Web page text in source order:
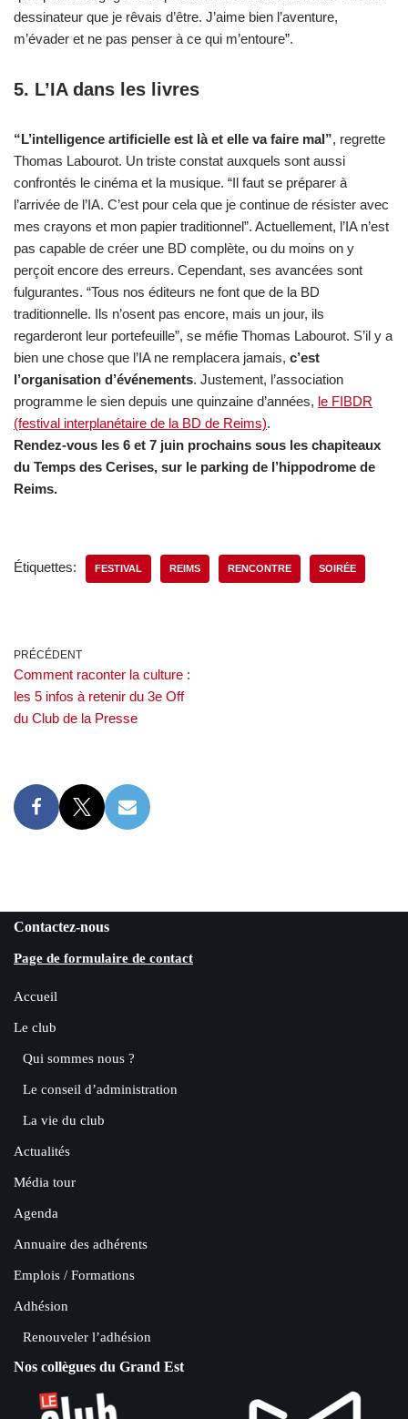
dessinateur que je rêvais d’être. J’aime bien l’aventure,
m’évader et ne pas penser à ce qui m’entoure”.
5. L’IA dans les livres
“L’intelligence artificielle est là et elle va faire mal”, regrette
Thomas Labourot. Un triste constat auxquels sont aussi
confrontés le cinéma et la musique. “Il faut se préparer à
l’arrivée de l’IA. C’est pour cela que je continue de résister avec
mes crayons et mon papier traditionnel”. Actuellement, l’IA n’est
pas capable de créer une BD complète, ou du moins on y
perçoit encore des erreurs. Cependant, ses avancées sont
fulgurantes. “Tous nos éditeurs ne font que de la BD
traditionnelle. Ils n’osent pas encore, mais un jour, ils
regarderont leur portefeuille”, se méfie Thomas Labourot. S’il y a
bien une chose que l’IA ne remplacera jamais, c’est
l’organisation d’événements. Justement, l’association
programme le sien depuis une quinzaine d’années, le FIBDR
(festival interplanétaire de la BD de Reims).
Rendez-vous les 6 et 7 juin prochains sous les chapiteaux
du Temps des Cerises, sur le parking de l’hippodrome de
Reims.
Étiquettes: FESTIVAL REIMS RENCONTRE SOIRÉE
PRÉCÉDENT
Comment raconter la culture :
les 5 infos à retenir du 3e Off
du Club de la Presse
Contactez-nous
Page de formulaire de contact
Accueil
Le club
Qui sommes nous ?
Le conseil d’administration
La vie du club
Actualités
Média tour
Agenda
Annuaire des adhérents
Emplois / Formations
Adhésion
Renouveler l’adhésion
Nos collègues du Grand Est